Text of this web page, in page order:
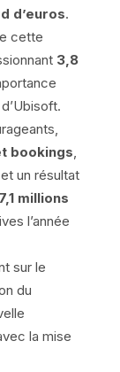
d’euros.
cette
3,8
bookings
, et un résultat
millions
l’année
sur le
du
la mise